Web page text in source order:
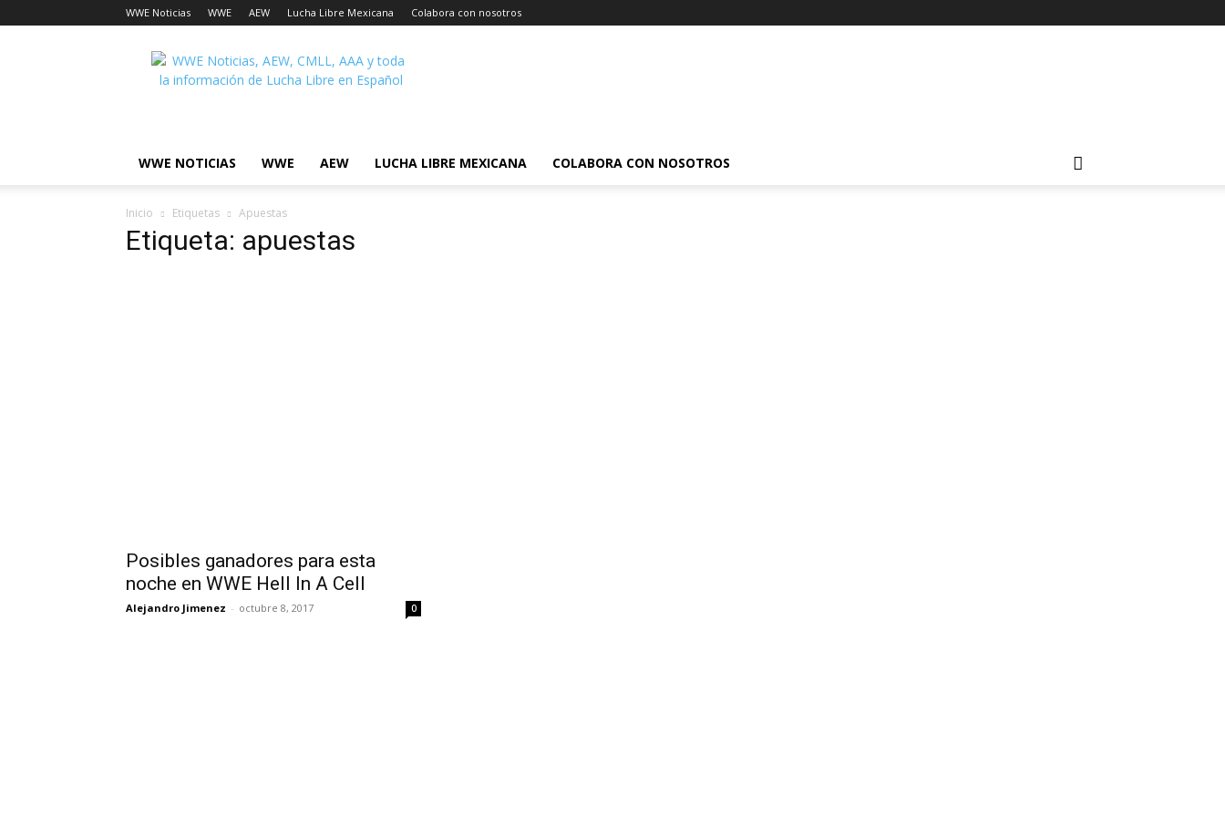
WWE Noticias WWE AEW Lucha Libre Mexicana Colabora con nosotros
Lucha
Noticias
WWE NOTICIAS WWE AEW LUCHA LIBRE MEXICANA COLABORA CON NOSOTROS
Inicio Etiquetas Apuestas
Etiqueta: apuestas
Posibles ganadores para esta
noche en WWE Hell In A Cell
Alejandro Jimenez - octubre 8, 2017 0